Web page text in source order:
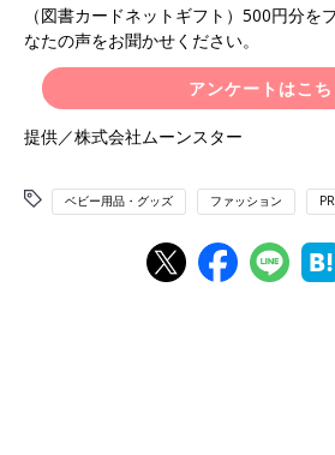
（図書カードネットギフト）500円分
なたの声をお聞かせください。
アンケートはこち
提供／株式会社ムーンスター
ベビー用品・グッズ ファッション PR